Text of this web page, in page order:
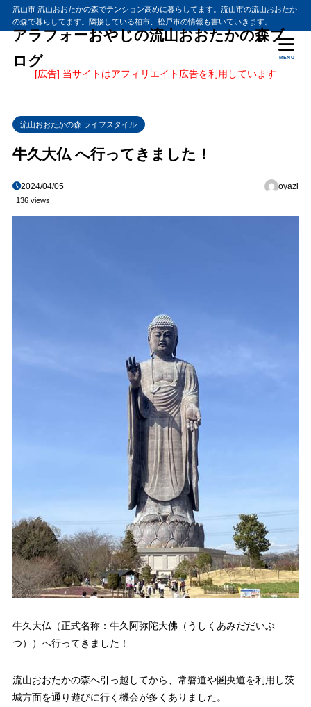
流山市 流山おおたかの森でテンション高めに暮らしてます。流山市の流山おおたか
の森で暮らしてます。隣接している柏市、松戸市の情報も書いていきます。
アラフォーおやじの流山おおたかの森ブ
ログ
MENU
[広告] 当サイトはアフィリエイト広告を利用しています
流山おおたかの森 ライフスタイル
牛久大仏 へ行ってきました！
2024/04/05 oyazi
136 views
牛久大仏（正式名称：牛久阿弥陀大佛（うしくあみだだいぶ
つ））へ行ってきました！
流山おおたかの森へ引っ越してから、常磐道や圏央道を利用し茨
城方面を通り遊びに行く機会が多くありました。